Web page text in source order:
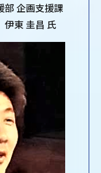
部 企画支援課
東 圭昌 氏